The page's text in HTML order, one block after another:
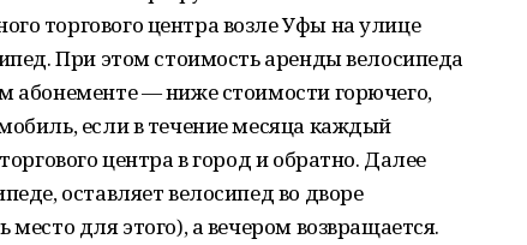
торгового центра возле Уфы на улице
При этом стоимость аренды велосипеда
абонементе — ниже стоимости горючего,
если в течение месяца каждый
центра в город и обратно. Далее
оставляет велосипед во дворе
для этого), а вечером возвращается.